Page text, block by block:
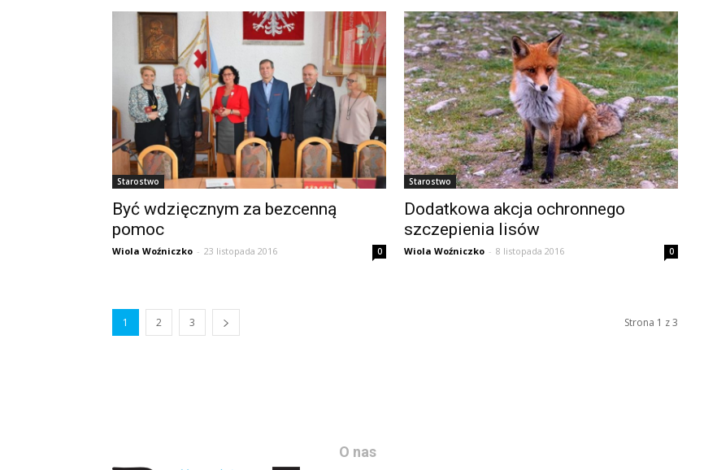
Starostwo
Być wdzięcznym za bezcenną
pomoc
Wiola Woźniczko - 23 listopada 2016 0
Starostwo
Dodatkowa akcja ochronnego
szczepienia lisów
Wiola Woźniczko - 8 listopada 2016 0
1 2 3 Strona 1 z 3
O nas